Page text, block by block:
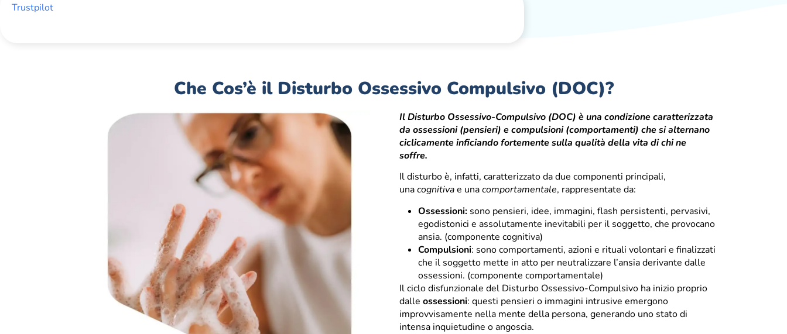
Trustpilot
Che Cos’è il Disturbo Ossessivo Compulsivo (DOC)?
Il Disturbo Ossessivo-Compulsivo (DOC) è una condizione caratterizzata
da ossessioni (pensieri) e compulsioni (comportamenti) che si alternano
ciclicamente inficiando fortemente sulla qualità della vita di chi ne
soffre.
Il disturbo è, infatti, caratterizzato da due componenti principali,
unacognitivae unacomportamentale, rappresentate da:
Ossessioni: sono pensieri, idee, immagini, flash persistenti, pervasivi,
egodistonici e assolutamente inevitabili per il soggetto, che provocano
ansia. (componente cognitiva)
Compulsioni: sono comportamenti, azioni e rituali volontari e finalizzati
che il soggetto mette in atto per neutralizzare l’ansia derivante dalle
ossessioni. (componente comportamentale)
Il ciclo disfunzionale del Disturbo Ossessivo-Compulsivo ha inizio proprio
dalle ossessioni: questi pensieri o immagini intrusive emergono
improvvisamente nella mente della persona, generando uno stato di
intensa inquietudine o angoscia.